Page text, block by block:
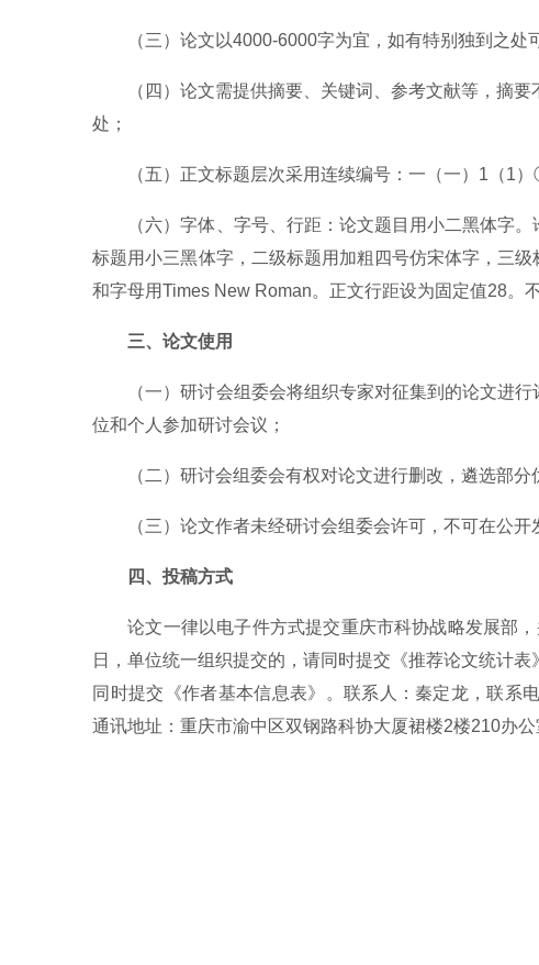
（三）论文以4000-6000字为宜，如有特别独到之处
（四）论文需提供摘要、关键词、参考文献等，摘
处；
（五）正文标题层次采用连续编号：一（一）1（1）
（六）字体、字号、行距：论文题目用小二黑体字
标题用小三黑体字，二级标题用加粗四号仿宋体字，三
和字母用Times New Roman。正文行距设为固定值28。
三、论文使用
（一）研讨会组委会将组织专家对征集到的论文进
位和个人参加研讨会议；
（二）研讨会组委会有权对论文进行删改，遴选部
（三）论文作者未经研讨会组委会许可，不可在公
四、投稿方式
论文一律以电子件方式提交重庆市科协战略发展部
日，单位统一组织提交的，请同时提交《推荐论文统计
同时提交《作者基本信息表》。联系人：秦定龙，联系
通讯地址：重庆市渝中区双钢路科协大厦裙楼2楼210办公